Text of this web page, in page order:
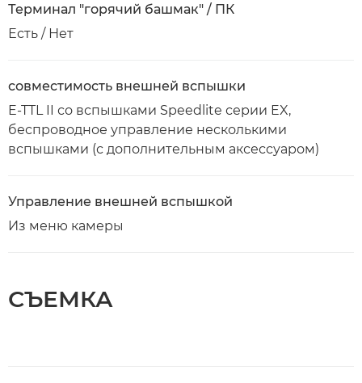
Терминал "горячий башмак" / ПК
Есть / Нет
совместимость внешней вспышки
E-TTL II со вспышками Speedlite серии EX,
беспроводное управление несколькими
вспышками (с дополнительным аксессуаром)
Управление внешней вспышкой
Из меню камеры
СЪЕМКА